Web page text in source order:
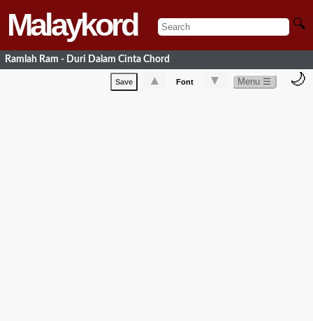
Malaykord 🔍
Ramlah Ram - Duri Dalam Cinta Chord
Save ▲ Font ▼ Menu ☰ 🌙